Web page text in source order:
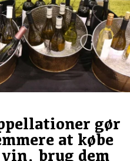
gør
at købe
vin, brug dem